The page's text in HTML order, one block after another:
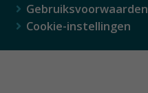
Gebruiksvoorwaarden
Cookie-instellingen